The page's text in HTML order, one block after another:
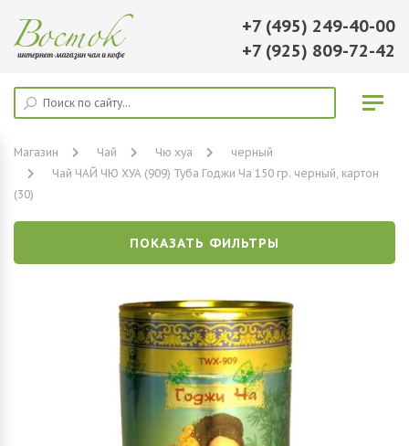
+7 (495) 249-40-00
+7 (925) 809-72-42
Магазин Чай Чю хуа
черный
Чай ЧАЙ ЧЮ ХУА (909) Туба Годжи Ча 150 гр. черный, картон
(30)
ПОКАЗАТЬ ФИЛЬТРЫ